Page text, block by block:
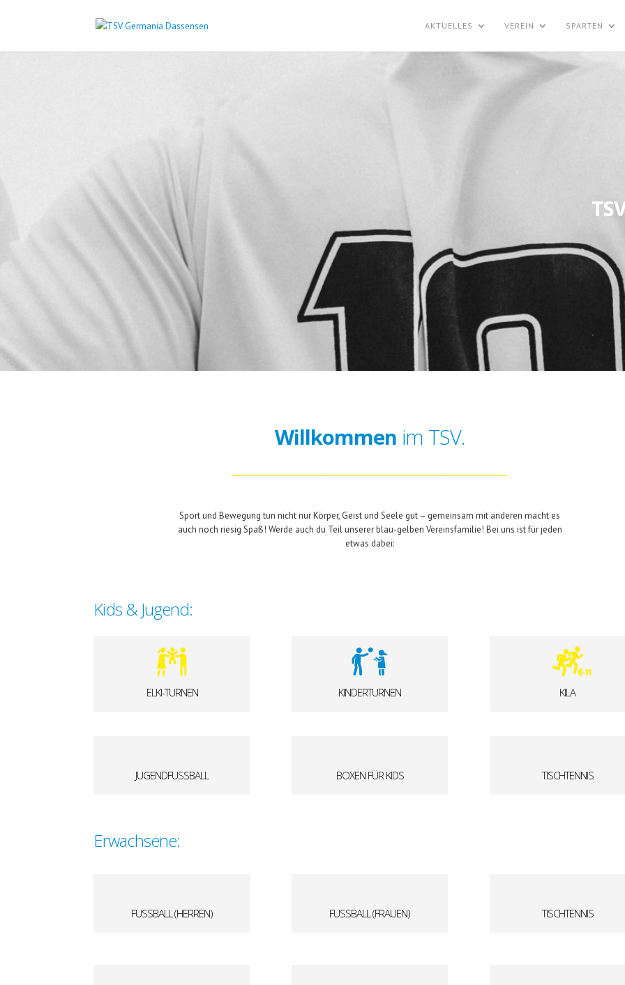
AKTUELLES VEREIN SPARTEN
Willkommen im TSV.
Sport und Bewegung tun nicht nur Körper, Geist und Seele gut – gemeinsam mit anderen macht es
auch noch riesig Spaß! Werde auch du Teil unserer blau-gelben Vereinsfamilie! Bei uns ist für jeden
etwas dabei:
Kids & Jugend:
ELKI-TURNEN KINDERTURNEN KILA
JUGENDFUSSBALL BOXEN FÜR KIDS TISCHTENNIS
Erwachsene:
FUSSBALL (HERREN) FUSSBALL (FRAUEN) TISCHTENNIS